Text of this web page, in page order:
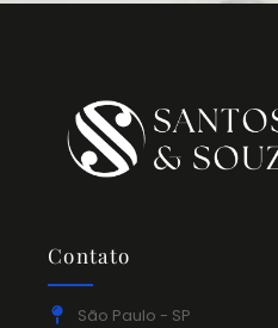
Contato
São Paulo - SP